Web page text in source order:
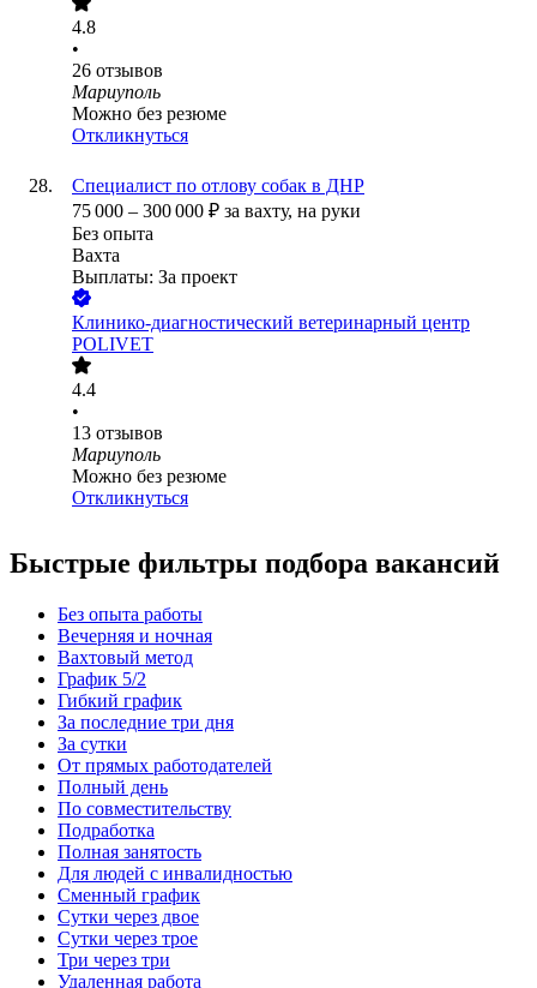
4.8
•
26 отзывов
Мариуполь
Можно без резюме
Откликнуться
Специалист по отлову собак в ДНР
75 000 – 300 000 ₽ за вахту, на руки
Без опыта
Вахта
Выплаты: За проект
Клинико-диагностический ветеринарный центр
POLIVET
4.4
•
13 отзывов
Мариуполь
Можно без резюме
Откликнуться
Быстрые фильтры подбора вакансий
Без опыта работы
Вечерняя и ночная
Вахтовый метод
График 5/2
Гибкий график
За последние три дня
За сутки
От прямых работодателей
Полный день
По совместительству
Подработка
Полная занятость
Для людей с инвалидностью
Сменный график
Сутки через двое
Сутки через трое
Три через три
Удаленная работа